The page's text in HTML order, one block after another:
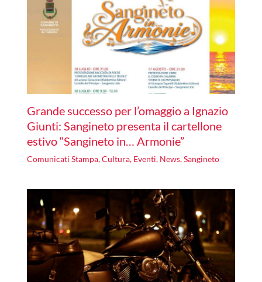
Grande successo per l’omaggio a Ignazio
Giunti: Sangineto presenta il cartellone
estivo “Sangineto in… Armonie”
Comunicati Stampa,Cultura, Eventi, News,Sangineto